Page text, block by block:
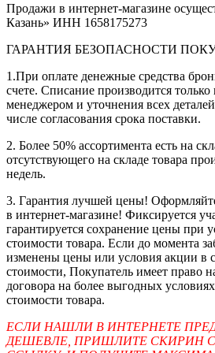
Продажи в интернет-магазине
Казань» ИНН 1658175273
ГАРАНТИЯ БЕЗОПАСНОСТИ
1.При оплате денежные средства
счете. Списание производится только
менеджером и уточнения всех
числе согласования срока поставки.
2. Более 50% ассортимента есть на
отсутствующего на складе товара
недель.
3. Гарантия лучшей цены!
в интернет-магазине! Фиксируется
гарантируется сохранение цены при
стоимости товара. Если до момента
изменены цены или условия акции в
стоимости, Покупатель имеет право
договора на более выгодных
стоимости товара.
ЕСЛИ НАШЛИ В ИНТЕРНЕТЕ
ДЕШЕВЛЕ, ПРИШЛИТЕ СКИРИН